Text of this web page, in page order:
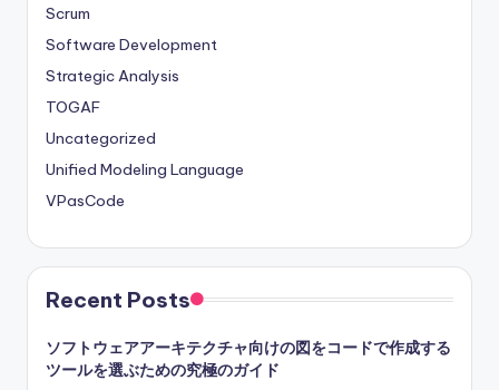
Scrum
Software Development
Strategic Analysis
TOGAF
Uncategorized
Unified Modeling Language
VPasCode
Recent Posts
ソフトウェアアーキテクチャ向けの図をコードで作成する
ツールを選ぶための究極のガイド